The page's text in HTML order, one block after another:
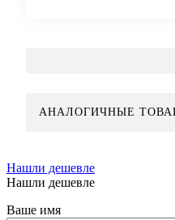
АНАЛОГИЧНЫЕ
Нашли дешевле
Нашли дешевле
Ваше имя